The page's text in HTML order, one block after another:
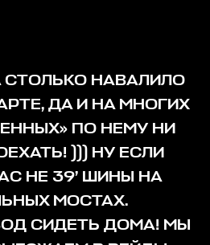
СТОЛЬКО НАВАЛИЛО
ДА И НА МНОГИХ
ПО НЕМУ НИ
))) НУ ЕСЛИ
НЕ 39’ ШИНЫ НА
МОСТАХ.
СИДЕТЬ ДОМА! МЫ